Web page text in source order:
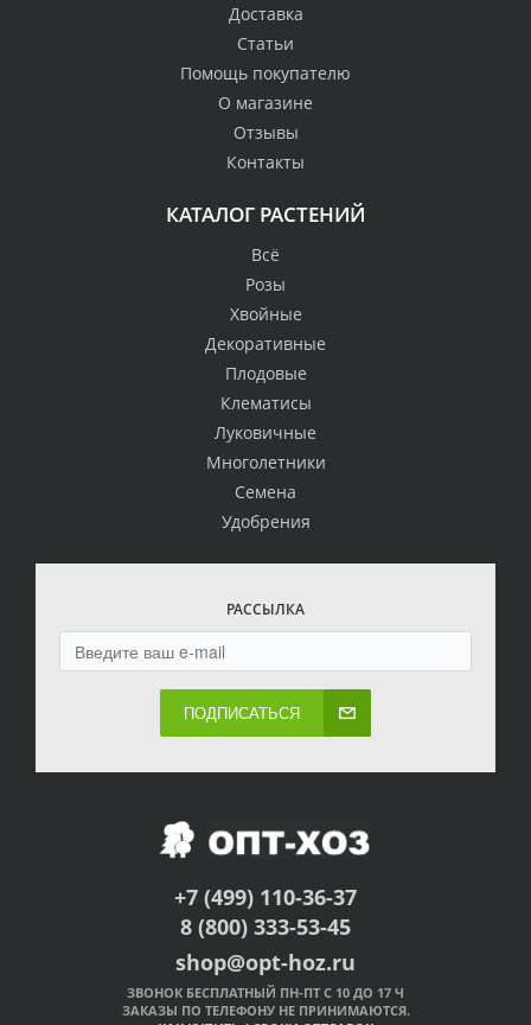
Доставка
Статьи
Помощь покупателю
О магазине
Отзывы
Контакты
КАТАЛОГ РАСТЕНИЙ
Всё
Розы
Хвойные
Декоративные
Плодовые
Клематисы
Луковичные
Многолетники
Семена
Удобрения
РАССЫЛКА
ПОДПИСАТЬСЯ
+7 (499) 110-36-37
8 (800) 333-53-45
shop@opt-hoz.ru
ЗВОНОК БЕСПЛАТНЫЙ ПН-ПТ С 10 ДО 17 Ч
ЗАКАЗЫ ПО ТЕЛЕФОНУ НЕ ПРИНИМАЮТСЯ.